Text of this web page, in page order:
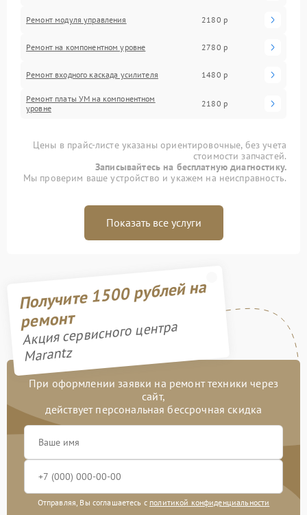
Ремонт модуля управления 2180 р
Ремонт на компонентном уровне 2780 р
Ремонт входного каскада усилителя 1480 р
Ремонт платы УМ на компонентном
уровне
2180 р
Цены в прайс-листе указаны ориентировочные, без учета
стоимости запчастей.
Записывайтесь на бесплатную диагностику.
Мы проверим ваше устройство и укажем на неисправность.
Показать все услуги
Получите 1500 рублей на
ремонт
Акция сервисного центра
Marantz
При оформлении заявки на ремонт техники через
сайт,
действует персональная бессрочная скидка
Отправляя, Вы соглашаетесь с политикой конфиденциальности